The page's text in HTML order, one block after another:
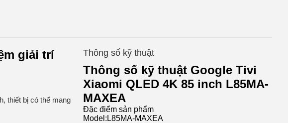
giải trí
thiết bị có thể mang
Thông số kỹ thuật
Thông số kỹ thuật Google Tivi
Xiaomi QLED 4K 85 inch L85MA-
MAXEA
Đặc điểm sản phẩm
Model: L85MA-MAXEA